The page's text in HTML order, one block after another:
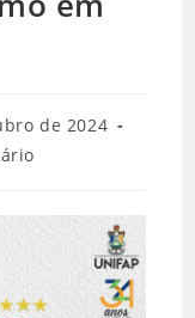
de 2024